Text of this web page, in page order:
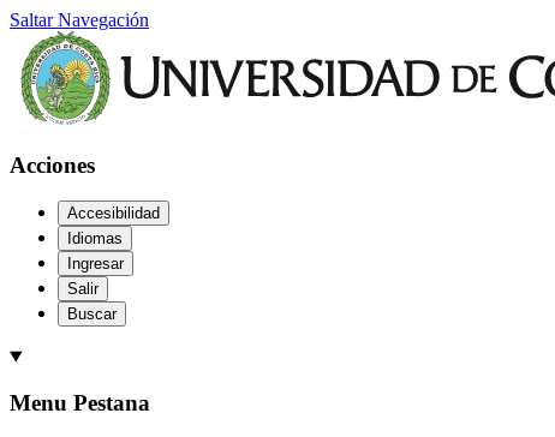
Saltar Navegación
Acciones
Accesibilidad
Idiomas
Ingresar
Salir
Buscar
Menu Pestana